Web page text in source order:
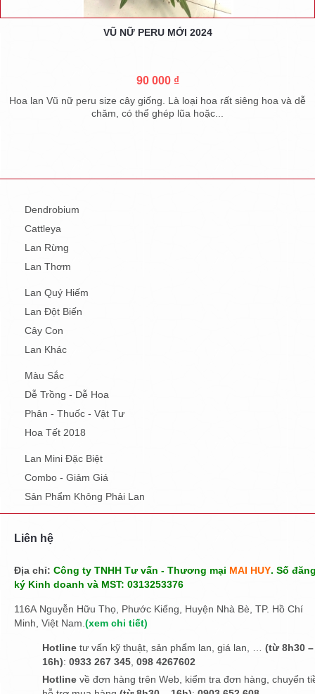
VŨ NỮ PERU MỚI 2024
90 000 ₫
Hoa lan Vũ nữ peru size cây giống. Là loại hoa rất siêng hoa và dễ
chăm, có thể ghép lũa hoặc...
Dendrobium
Cattleya
Lan Rừng
Lan Thơm
Lan Quý Hiếm
Lan Đột Biến
Cây Con
Lan Khác
Màu Sắc
Dễ Trồng - Dễ Hoa
Phân - Thuốc - Vật Tư
Hoa Tết 2018
Lan Mini Đặc Biệt
Combo - Giảm Giá
Sản Phẩm Không Phải Lan
Liên hệ
Địa chỉ: Công ty TNHH Tư vấn - Thương mại MAI HUY. Số
ký Kinh doanh và MST: 0313253376
116A Nguyễn Hữu Thọ, Phước Kiểng, Huyện Nhà Bè, TP. Hồ Chí
Minh, Việt Nam. (xem chi tiết)
Hotline tư vấn kỹ thuật, sản phẩm lan, giá lan, … (từ 8h30 –
16h): 0933 267 345 098 4267602
Hotline về đơn hàng trên Web, kiểm tra đơn hàng, chuyển